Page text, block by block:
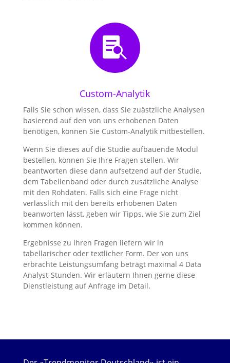

Custom-Analytik
Falls Sie schon wissen, dass Sie zuästzliche Analysen
basierend auf den von uns erhobenen Daten
benötigen, können Sie Custom-Analytik mitbestellen.
Wenn Sie dieses auf die Studie aufbauende Modul
bestellen, können Sie Ihre Fragen stellen. Wir
beantworten diese dann aufsetzend auf der Studie,
dem Tabellenband oder durch zusätzliche Analyse
mit den Rohdaten. Falls sich eine Frage nicht
verlässlich mit den bereits erhobenen Daten
beanworten lässt, geben wir Tipps, wie Sie zum Ziel
kommen können.
Ergebnisse zu Ihren Fragen liefern wir in
tabellarischer oder textlicher Form. Der von uns
erbrachte Leistungsumfang beträgt maximal 4 Data
Analyst-Stunden. Wir erläutern Ihnen gerne diese
Dienstleistung auf Anfrage im Detail.